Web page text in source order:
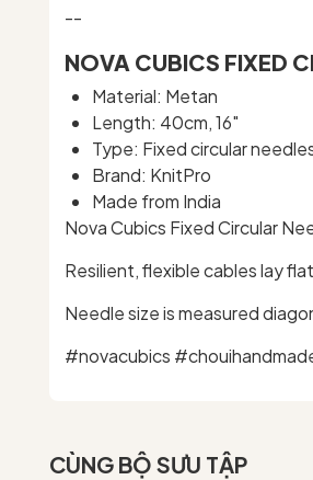
--
NOVA CUBICS FIXED
Material: Metan
Length: 40cm, 16"
Type: Fixed circular
Brand: KnitPro
Made from India
Nova Cubics Fixed Circular
Resilient, flexible cables lay
Needle size is measured
#novacubics
CÙNG BỘ SƯU TẬP